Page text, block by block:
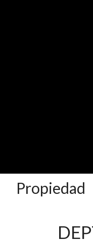
Propiedad